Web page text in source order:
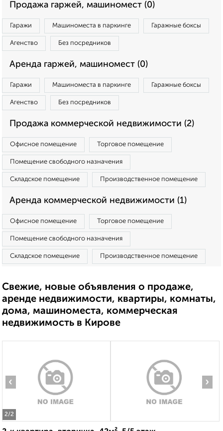
Продажа гаржей, машиномест (0)
Гаражи Машиноместа в паркинге Гаражные боксы
Агенство Без посредников
Аренда гаржей, машиномест (0)
Гаражи Машиноместа в паркинге Гаражные боксы
Агенство Без посредников
Продажа коммерческой недвижимости (2)
Офисное помещение Торговое помещение
Помещение свободного назначения
Складское помещение Производственное помещение
Аренда коммерческой недвижимости (1)
Офисное помещение Торговое помещение
Помещение свободного назначения
Складское помещение Производственное помещение
Свежие, новые объявления о продаже,
аренде недвижимости, квартиры, комнаты,
дома, машиноместа, коммерческая
недвижимость в Кирове
2/2
‹ ›